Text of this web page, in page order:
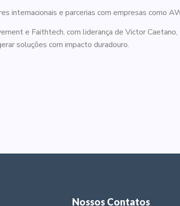
internacionais e parcerias com empresas como
e Faithtech, com liderança de Victor
soluções com impacto duradouro.
Nossos Contatos